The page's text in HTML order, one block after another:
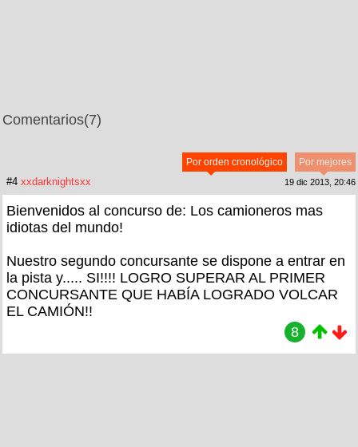
Comentarios(7)
Por mejores
Por orden cronológico
#4 xxdarknightsxx 19 dic 2013, 20:46
Bienvenidos al concurso de: Los camioneros mas
idiotas del mundo!
Nuestro segundo concursante se dispone a entrar en
la pista y..... SI!!!! LOGRO SUPERAR AL PRIMER
CONCURSANTE QUE HABÍA LOGRADO VOLCAR
EL CAMIÓN!!
8